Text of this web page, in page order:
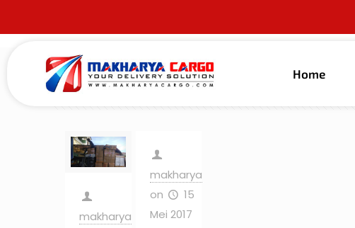
Home
Filter by Categories
makharya
makharya
on
15
Mei 2017